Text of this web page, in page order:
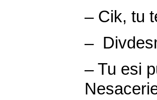
– Cik, tu
–
– Tu esi